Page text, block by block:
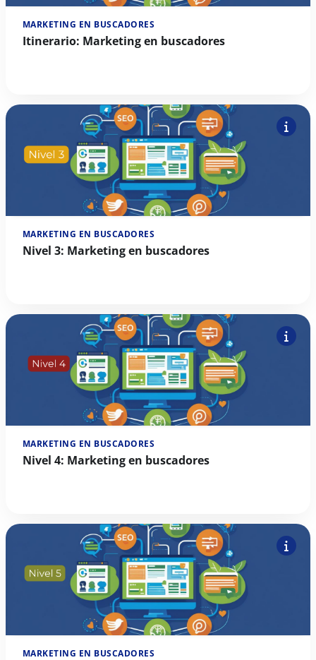
MARKETING EN BUSCADORES
Itinerario: Marketing en buscadores
MARKETING EN BUSCADORES
Nivel 3: Marketing en buscadores
MARKETING EN BUSCADORES
Nivel 4: Marketing en buscadores
MARKETING EN BUSCADORES